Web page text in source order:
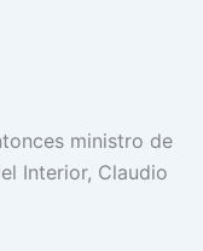
ministro de
Interior, Claudio